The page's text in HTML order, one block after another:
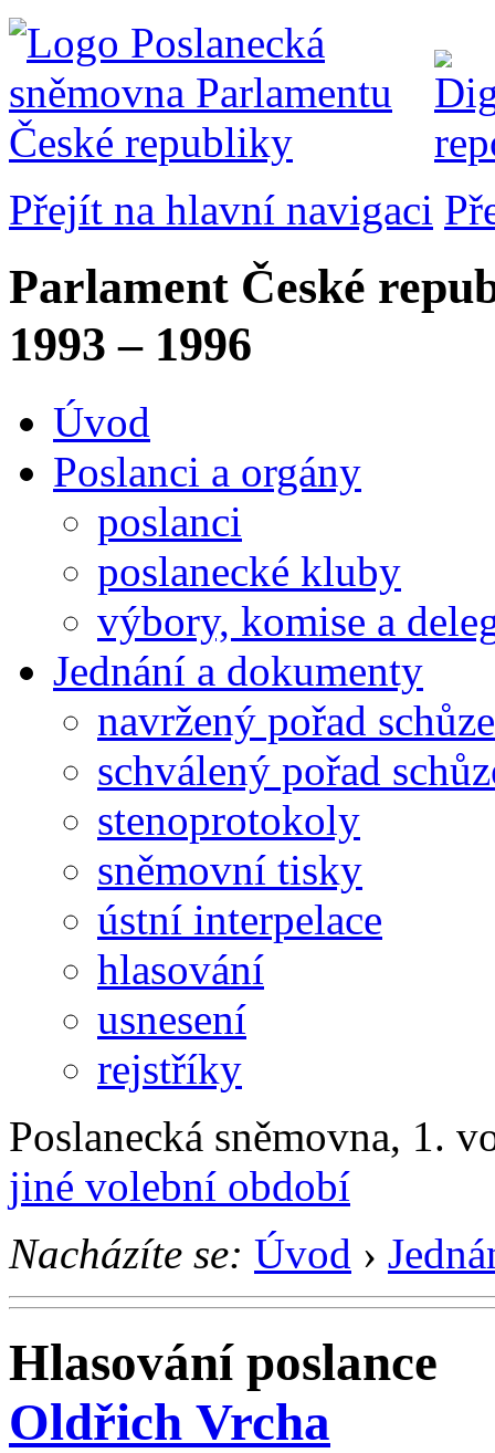
Přejít na hlavní navigaci
Parlament České
1993 – 1996
Úvod
Poslanci a orgány
poslanci
poslanecké kluby
výbory, komise a
Jednání a dokumenty
navržený pořad schůze
schválený pořad
stenoprotokoly
sněmovní tisky
ústní interpelace
hlasování
usnesení
rejstříky
Poslanecká sněmovna, 1.
jiné volební období
Nacházíte se: Úvod ›
Hlasování poslance
Oldřich Vrcha